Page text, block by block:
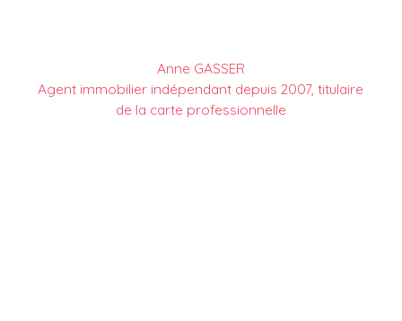
Anne GASSER
Agent immobilier indépendant depuis 2007, titulaire
de la carte professionnelle